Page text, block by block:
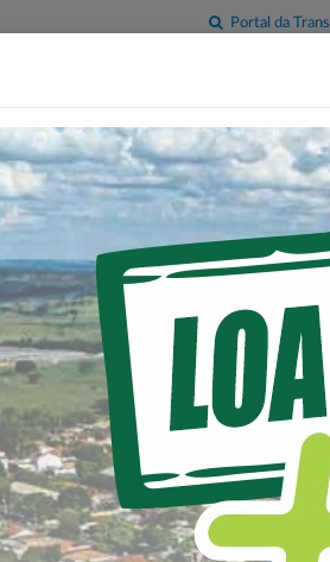
Portal da
Imprensa Servidor Contatos